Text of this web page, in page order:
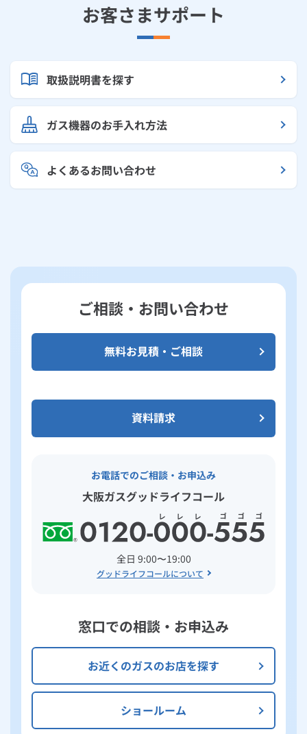
お客さまサポート
取扱説明書を探す
ガス機器のお手入れ方法
よくあるお問い合わせ
ご相談・お問い合わせ
無料お見積・ご相談
資料請求
お電話でのご相談・お申込み
大阪ガスグッドライフコール
全日 9:00〜19:00
グッドライフコールについて
窓口での相談・お申込み
お近くのガスのお店を探す
ショールーム